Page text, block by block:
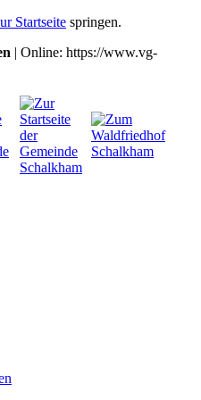
Startseite springen.
| Online: https://www.vg-